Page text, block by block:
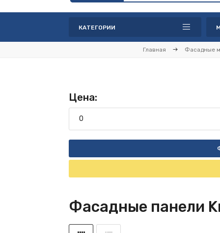
КАТЕГОРИИ
Главная Фасадные
Цена:
Фасадные панели